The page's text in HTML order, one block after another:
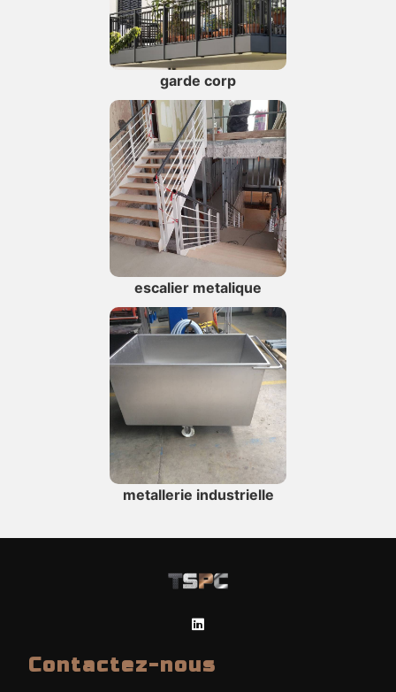
garde corp
escalier metalique
metallerie industrielle
Contactez-nous